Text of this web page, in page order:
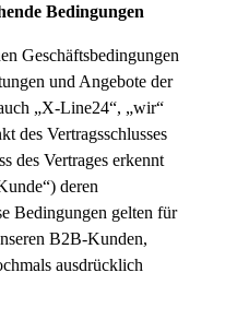
Bedingungen
Geschäftsbedingungen
und Angebote der
„X-Line24“, „wir“
des Vertragsschlusses
des Vertrages erkennt
deren
Bedingungen gelten für
B2B-Kunden,
ausdrücklich